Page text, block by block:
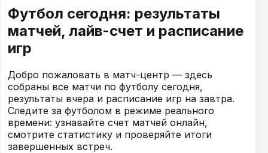
Футбол сегодня: результаты
матчей, лайв-счет и расписание
игр
Добро пожаловать в матч-центр — здесь
собраны все матчи по футболу сегодня,
результаты вчера и расписание игр на завтра.
Следите за футболом в режиме реального
времени: узнавайте счет матчей онлайн,
смотрите статистику и проверяйте итоги
завершенных встреч.